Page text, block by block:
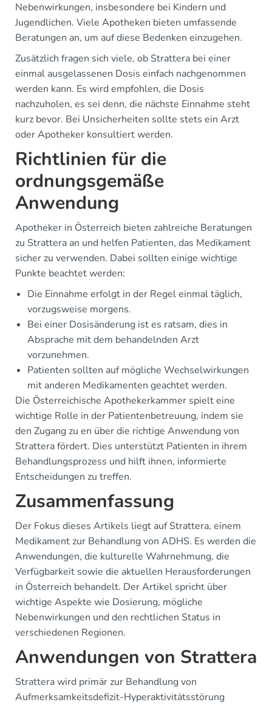
Nebenwirkungen, insbesondere bei Kindern und
Jugendlichen. Viele Apotheken bieten umfassende
Beratungen an, um auf diese Bedenken einzugehen.
Zusätzlich fragen sich viele, ob Strattera bei einer
einmal ausgelassenen Dosis einfach nachgenommen
werden kann. Es wird empfohlen, die Dosis
nachzuholen, es sei denn, die nächste Einnahme steht
kurz bevor. Bei Unsicherheiten sollte stets ein Arzt
oder Apotheker konsultiert werden.
Richtlinien für die
ordnungsgemäße
Anwendung
Apotheker in Österreich bieten zahlreiche Beratungen
zu Strattera an und helfen Patienten, das Medikament
sicher zu verwenden. Dabei sollten einige wichtige
Punkte beachtet werden:
Die Einnahme erfolgt in der Regel einmal täglich,
vorzugsweise morgens.
Bei einer Dosisänderung ist es ratsam, dies in
Absprache mit dem behandelnden Arzt
vorzunehmen.
Patienten sollten auf mögliche Wechselwirkungen
mit anderen Medikamenten geachtet werden.
Die Österreichische Apothekerkammer spielt eine
wichtige Rolle in der Patientenbetreuung, indem sie
den Zugang zu en über die richtige Anwendung von
Strattera fördert. Dies unterstützt Patienten in ihrem
Behandlungsprozess und hilft ihnen, informierte
Entscheidungen zu treffen.
Zusammenfassung
Der Fokus dieses Artikels liegt auf Strattera, einem
Medikament zur Behandlung von ADHS. Es werden die
Anwendungen, die kulturelle Wahrnehmung, die
Verfügbarkeit sowie die aktuellen Herausforderungen
in Österreich behandelt. Der Artikel spricht über
wichtige Aspekte wie Dosierung, mögliche
Nebenwirkungen und den rechtlichen Status in
verschiedenen Regionen.
Anwendungen von Strattera
Strattera wird primär zur Behandlung von
Aufmerksamkeitsdefizit-Hyperaktivitätsstörung